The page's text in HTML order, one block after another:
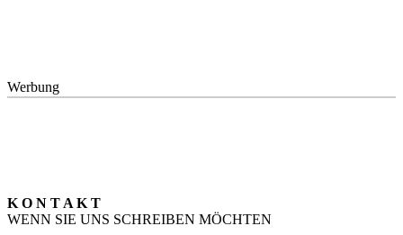
Werbung
K O N T A K T
WENN SIE UNS SCHREIBEN MÖCHTEN